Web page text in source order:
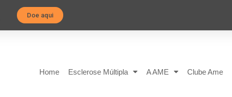
Doe aqui
Home Esclerose Múltipla A AME Clube Ame